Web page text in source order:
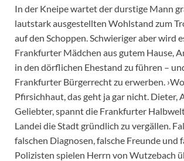
In der Kneipe wartet der durstige Mann
lautstark ausgestellten Wohlstand zum
auf den Schoppen. Schwieriger aber wird
Frankfurter Mädchen aus gutem Hause,
in den dörflichen Ehestand zu führen –
Frankfurter Bürgerrecht zu erwerben.
Pfirsichhaut, das geht ja gar nicht. Dieter,
Geliebter, spannt die Frankfurter
Landei die Stadt gründlich zu vergällen.
falschen Diagnosen, falsche Freunde und
Polizisten spielen Herrn von Wutzebach